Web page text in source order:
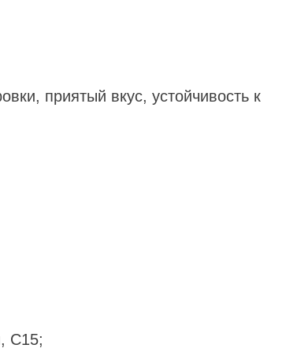
приятый вкус, устойчивость к
С15;